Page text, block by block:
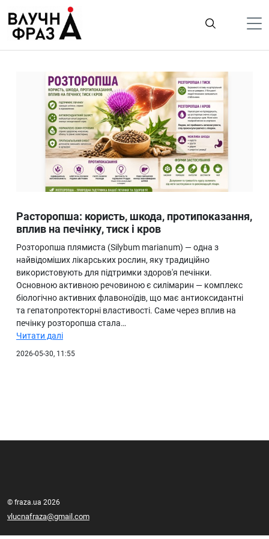
содержимому
Гроші
Життя
Лайфстайл
ТехноНаука
Людина
Ukraine
Про нас
Расторопша: користь, шкода, протипоказання,
вплив на печінку, тиск і кров
Розторопша плямиста (Silybum marianum) — одна з
найвідоміших лікарських рослин, яку традиційно
використовують для підтримки здоров'я печінки.
Основною активною речовиною є силімарин — комплекс
біологічно активних флавоноїдів, що має антиоксидантні
та гепатопротекторні властивості. Саме через вплив на
печінку розторопша стала…
Читати далі
2026-05-30, 11:55
© fraza.ua 2026
vlucnafraza@gmail.com